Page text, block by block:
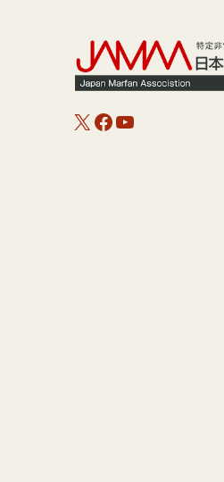
X Facebook
YouTube